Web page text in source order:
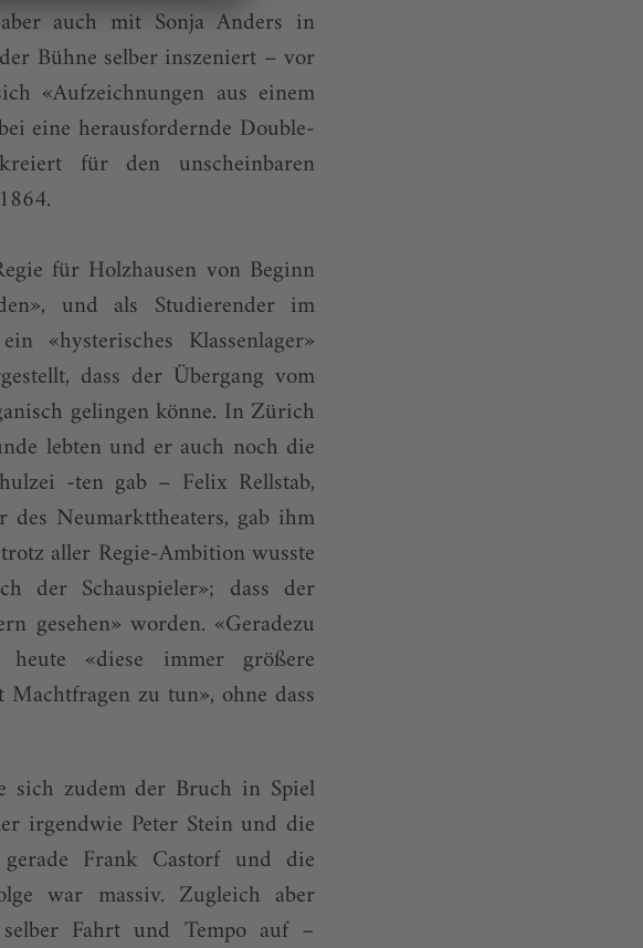
auch mit Sonja Anders in
Bühne selber inszeniert – vor
«Aufzeichnungen aus einem
eine herausfordernde Double-
für den unscheinbaren
für Holzhausen von Beginn
und als Studierender im
«hysterisches Klassenlager»
dass der Übergang vom
gelingen könne. In Zürich
lebten und er auch noch die
-ten gab – Felix Rellstab,
Neumarkttheaters, gab ihm
aller Regie-Ambition wusste
der Schauspieler»; dass der
gesehen» worden. «Geradezu
«diese immer größere
zu tun», ohne dass
sich zudem der Bruch in Spiel
irgendwie Peter Stein und die
gerade Frank Castorf und die
war massiv. Zugleich aber
Fahrt und Tempo auf –